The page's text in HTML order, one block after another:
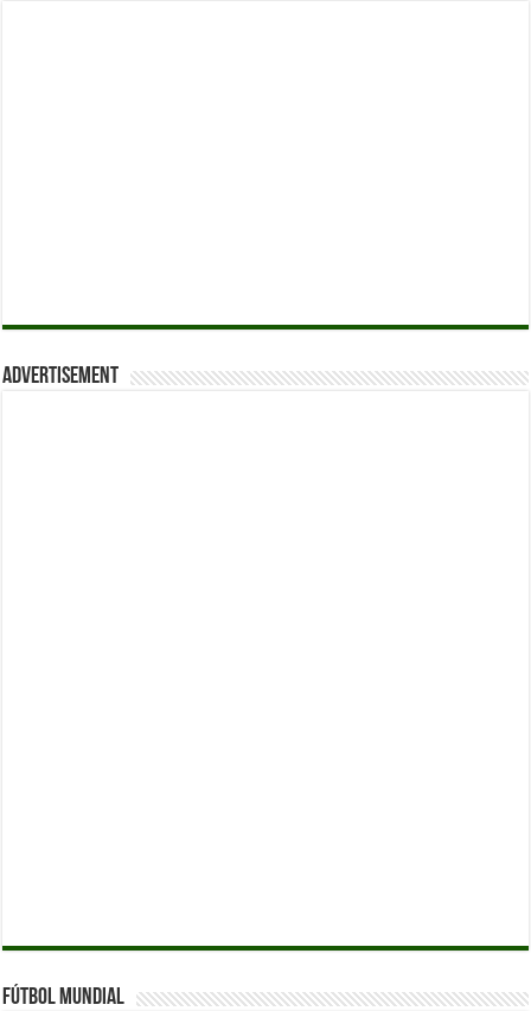
Advertisement
Fútbol Mundial